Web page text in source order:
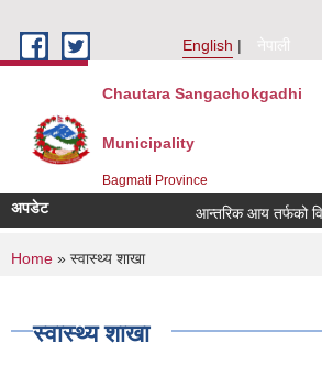
English
नेपाली
Chautara Sangachokgadhi
Municipality
Bagmati Province
अपडेट आन्तरिक आय तर्फको
You are here
Home » स्वास्थ्य शाखा
स्वास्थ्य शाखा